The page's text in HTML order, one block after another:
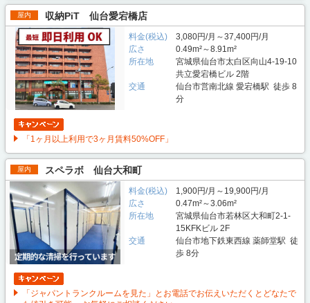
屋内 収納PiT 仙台愛宕橋店
料金(税込)
3,080円/月～37,400円/月
広さ
0.49m²～8.91m²
所在地
宮城県仙台市太白区向山4-19-10
共立愛宕橋ビル 2階
交通
仙台市営南北線 愛宕橋駅 徒歩 8
分
「1ヶ月以上利用で3ヶ月賃料50%OFF」
屋内 スペラボ 仙台大和町
料金(税込)
1,900円/月～19,900円/月
広さ
0.47m²～3.06m²
所在地
宮城県仙台市若林区大和町2-1-
15KFKビル 2F
交通
仙台市地下鉄東西線 薬師堂駅 徒
歩 8分
「ジャパントランクルームを見た」とお電話でお伝えいただくとどなたで